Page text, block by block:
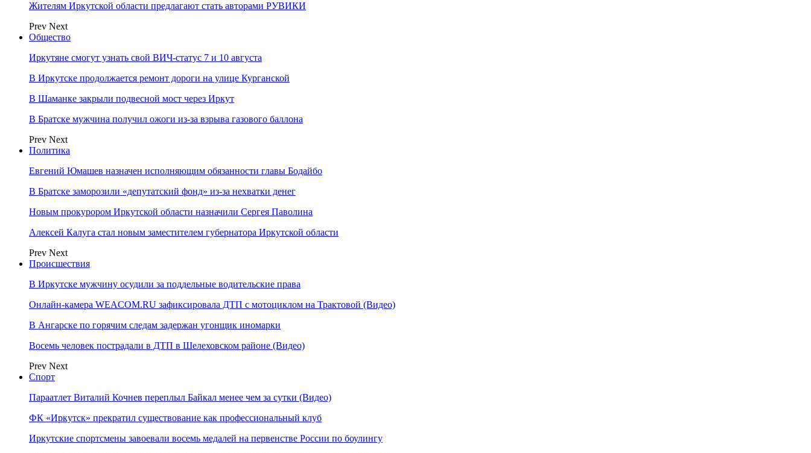
Жителям Иркутской области предлагают стать авторами РУВИКИ
Prev Next
Общество
Иркутяне смогут узнать свой ВИЧ-статус 7 и 10 августа
В Иркутске продолжается ремонт дороги на улице Курганской
В Шаманке закрыли подвесной мост через Иркут
В Братске мужчина получил ожоги из-за взрыва газового баллона
Prev Next
Политика
Евгений Юмашев назначен исполняющим обязанности главы Бодайбо
В Братске заморозили «депутатский фонд» из‑за нехватки денег
Новым прокурором Иркутской области назначили Сергея Паволина
Алексей Калуга стал новым заместителем губернатора Иркутской области
Prev Next
Происшествия
В Иркутске мужчину осудили за поддельные водительские права
Онлайн-камера WEACOM.RU зафиксировала ДТП с мотоциклом на Трактовой (Видео)
В Ангарске по горячим следам задержан угонщик иномарки
Восемь человек пострадали в ДТП в Шелеховском районе (Видео)
Prev Next
Спорт
Параатлет Виталий Кочнев переплыл Байкал менее чем за сутки (Видео)
ФК «Иркутск» прекратил существование как профессиональный клуб
Иркутские спортсмены завоевали восемь медалей на первенстве России по боулингу